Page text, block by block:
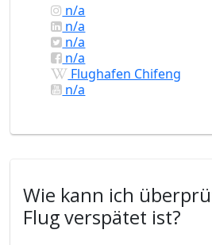
n/a
n/a
n/a
n/a
Flughafen Chifeng
n/a
Wie kann ich
Flug verspätet ist?